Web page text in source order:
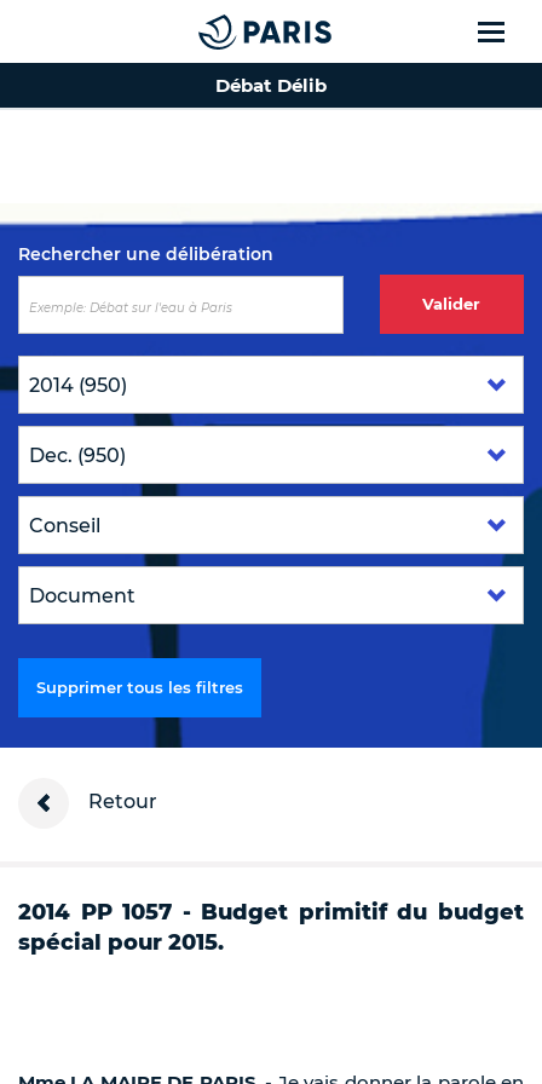
Top of the page
Débat Délib
Rechercher une délibération
Valider
Supprimer tous les filtres
Retour
2014 PP 1057 - Budget primitif du budget
spécial pour 2015.